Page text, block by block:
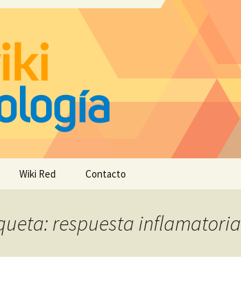
Wiki Red Contacto
respuesta inflamatoria